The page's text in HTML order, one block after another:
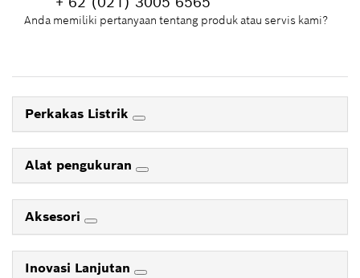
Anda memiliki pertanyaan tentang produk atau servis kami?
Perkakas Listrik
Alat pengukuran
Aksesori
Inovasi Lanjutan